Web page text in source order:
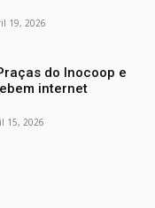
19, 2026
do Inocoop e
internet
15, 2026